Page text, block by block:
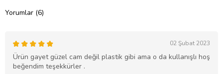
Yorumlar (6)
02 Şubat 2023
Ürün gayet güzel cam değil plastik gibi ama o da kullanışlı hoş
beğendim teşekkürler .